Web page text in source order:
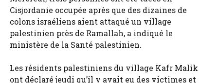
Cisjordanie occupée après que des dizaines de
colons israéliens aient attaqué un village
palestinien près de Ramallah, a indiqué le
ministère de la Santé palestinien.
Les résidents palestiniens du village Kafr Malik
ont ​​déclaré jeudi qu’il y avait eu des victimes et